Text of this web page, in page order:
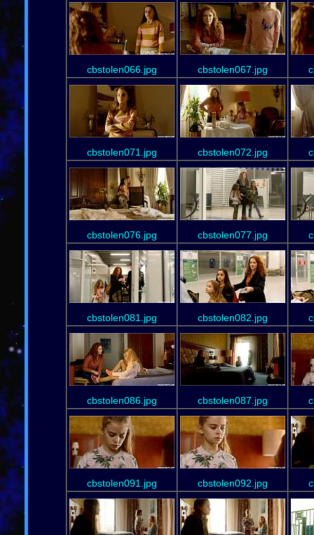
cbstolen066.jpg cbstolen067.jpg
cbstolen071.jpg cbstolen072.jpg
cbstolen076.jpg cbstolen077.jpg
cbstolen081.jpg cbstolen082.jpg
cbstolen086.jpg cbstolen087.jpg
cbstolen091.jpg cbstolen092.jpg